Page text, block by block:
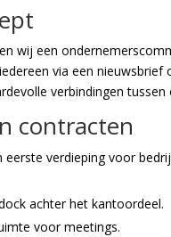
wij een
via een
verbindingen tussen
contracten
verdieping voor
achter het kantoordeel.
voor meetings.